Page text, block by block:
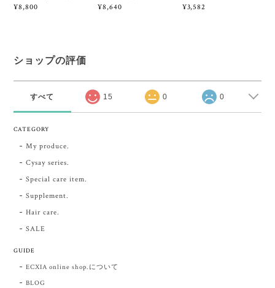
¥8,800
¥8,640
¥3,582
ショップの評価
すべて 15 0 0
CATEGORY
My produce.
Cysay series.
Special care item.
Supplement.
Hair care.
SALE
GUIDE
ECXIA online shop.について
BLOG